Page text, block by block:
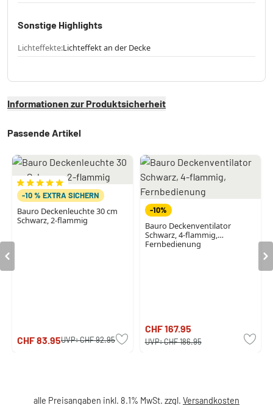
Sonstige Highlights
Lichteffekte:Lichteffekt an der Decke
Informationen zur Produktsicherheit
Passende Artikel
-10 % EXTRA SICHERN
Bauro Deckenleuchte 30 cm
Schwarz, 2-flammig
CHF 83.95UVP:CHF 92.95
-10%
Bauro Deckenventilator
Schwarz, 4-flammig,
Fernbedienung
CHF 167.95
UVP:CHF 186.95
alle Preisangaben inkl. 8.1% MwSt. zzgl. Versandkosten